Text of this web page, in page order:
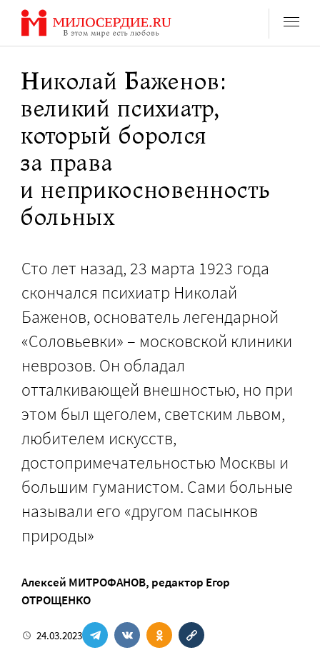
Перейти
содержанию
Николай Баженов:
великий психиатр,
который боролся
за права
и неприкосновенность
больных
Сто лет назад, 23 марта 1923 года
скончался психиатр Николай
Баженов, основатель легендарной
«Соловьевки» – московской клиники
неврозов. Он обладал
отталкивающей внешностью, но при
этом был щеголем, светским львом,
любителем искусств,
достопримечательностью Москвы и
большим гуманистом. Сами больные
называли его «другом пасынков
природы»
Алексей МИТРОФАНОВ, редактор Егор
ОТРОЩЕНКО
24.03.2023